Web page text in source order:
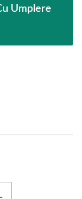
Umplere